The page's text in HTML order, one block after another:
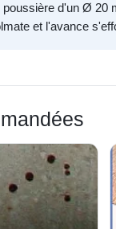
d'un Ø 20
et l'avance